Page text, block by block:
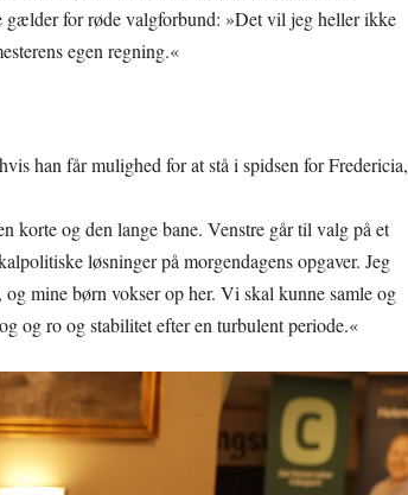
gælder for røde valgforbund: »Det vil jeg heller ikke
egen regning.«
han får mulighed for at stå i spidsen for Fredericia,
korte og den lange bane. Venstre går til valg på et
løsninger på morgendagens opgaver. Jeg
mine børn vokser op her. Vi skal kunne samle og
og ro og stabilitet efter en turbulent periode.«